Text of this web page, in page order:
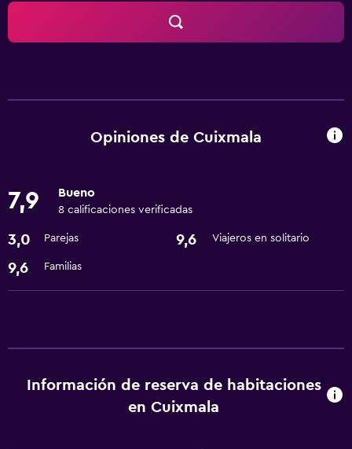
Opiniones de Cuixmala
7,9 Bueno
8 calificaciones verificadas
3,0 Parejas 9,6 Viajeros en solitario
9,6 Familias
Información de reserva de habitaciones
en Cuixmala